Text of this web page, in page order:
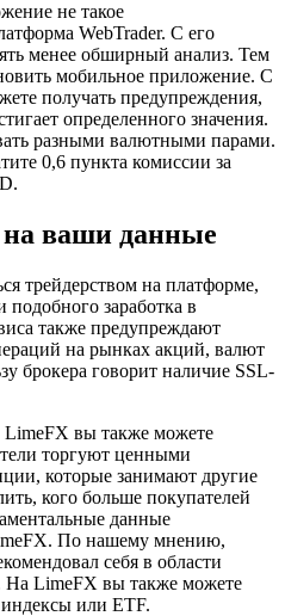
не такое
WebTrader. С его
менее обширный анализ. Тем
мобильное приложение. С
получать предупреждения,
определенного значения.
разными валютными парами.
0,6 пункта комиссии за
на ваши данные
трейдерством на платформе,
подобного заработка в
также предупреждают
на рынках акций, валют
брокера говорит наличие SSL-
вы также можете
торгуют ценными
которые занимают другие
кого больше покупателей
данные
По нашему мнению,
себя в области
На LimeFX вы также можете
или ETF.